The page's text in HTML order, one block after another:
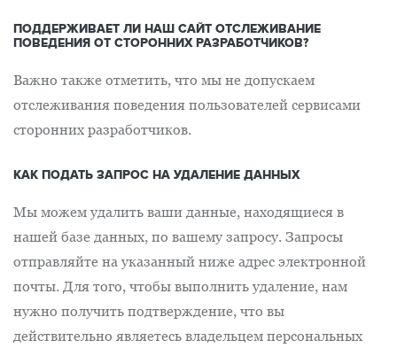
ПОДДЕРЖИВАЕТ ЛИ НАШ САЙТ ОТСЛЕЖИВАНИЕ
ПОВЕДЕНИЯ ОТ СТОРОННИХ РАЗРАБОТЧИКОВ?
Важно также отметить, что мы не допускаем
отслеживания поведения пользователей сервисами
сторонних разработчиков.
КАК ПОДАТЬ ЗАПРОС НА УДАЛЕНИЕ ДАННЫХ
Мы можем удалить ваши данные, находящиеся в
нашей базе данных, по вашему запросу. Запросы
отправляйте на указанный ниже адрес электронной
почты. Для того, чтобы выполнить удаление, нам
нужно получить подтверждение, что вы
действительно являетесь владельцем персональных